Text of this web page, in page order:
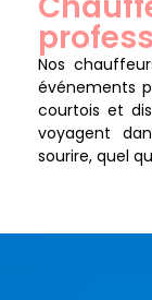
Nos
événements
courtois et
voyagent
sourire, quel